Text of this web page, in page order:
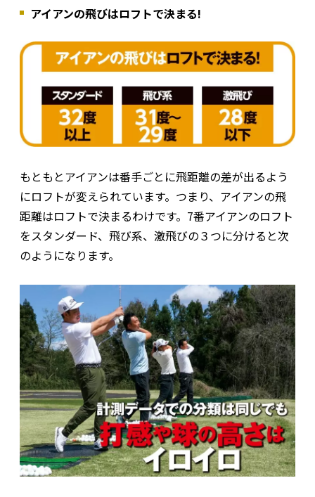
アイアンの飛びはロフトで決まる!
もともとアイアンは番手ごとに飛距離の差が出るよう
にロフトが変えられています。つまり、アイアンの飛
距離はロフトで決まるわけです。7番アイアンのロフト
をスタンダード、飛び系、激飛びの３つに分けると次
のようになります。